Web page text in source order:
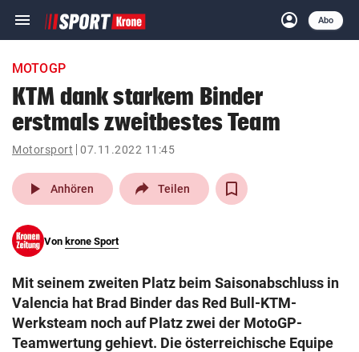
menu Navigation
ein-/ausklappen
account_circle
Anmelden
Abo
close Schließen
account_circle Anmelden
arrow_right
pin_drop
Wien arrow_right
search
eingeben
MOTOGP
KTM dank starkem Binder
erstmals zweitbestes Team
Motorsport 07.11.2022 11:45
play_arrow Anhören Teilen
Von krone Sport
Mit seinem zweiten Platz beim Saisonabschluss in
Valencia hat Brad Binder das Red Bull-KTM-
Werksteam noch auf Platz zwei der MotoGP-
Teamwertung gehievt. Die österreichische Equipe